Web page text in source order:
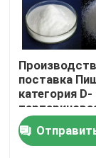
Основные
поставка
категория D-
кислота
(2S,3S)
-